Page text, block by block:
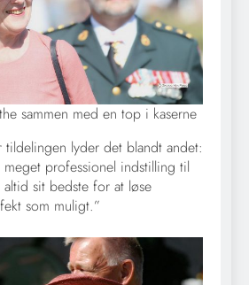
sammen med en top i kaserne
lyder det blandt andet:
meget professionel indstilling til
sit bedste for at løse
som muligt.”